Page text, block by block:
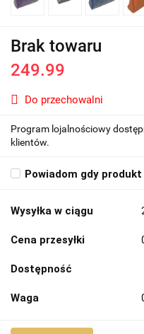
Brak towaru
249.99
Do przechowalni
Program lojalnościowy
klientów.
Powiadom gdy
Wysyłka w ciągu
Cena przesyłki
Dostępność
Waga